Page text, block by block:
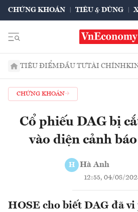
CHỨNG KHOÁN TIÊU & DÙNG
TIÊU ĐIỂMĐẦU TƯTÀI CHÍNH
CHỨNG KHOÁN
Cổ phiếu DAG bị
vào diện cảnh
H Hà Anh
12:55, 04/08/
HOSE cho biết DAG đã